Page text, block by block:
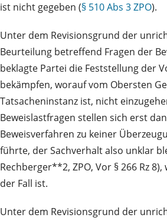
ist nicht gegeben (§ 510 Abs 3 ZPO).
Unter dem Revisionsgrund der
Beurteilung betreffend Fragen der
beklagte Partei die Feststellung der
bekämpfen, worauf vom Obersten
Tatsacheninstanz ist, nicht
Beweislastfragen stellen sich erst
Beweisverfahren zu keiner
führte, der Sachverhalt also unklar
Rechberger**2, ZPO, Vor § 266 Rz
der Fall ist.
Unter dem Revisionsgrund der